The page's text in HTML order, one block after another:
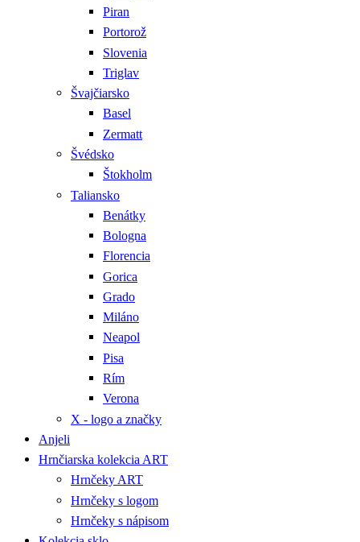
Piran
Portorož
Slovenia
Triglav
Švajčiarsko
Basel
Zermatt
Švédsko
Štokholm
Taliansko
Benátky
Bologna
Florencia
Gorica
Grado
Miláno
Neapol
Pisa
Rím
Verona
X - logo a značky
Anjeli
Hrnčiarska kolekcia ART
Hrnčeky ART
Hrnčeky s logom
Hrnčeky s nápisom